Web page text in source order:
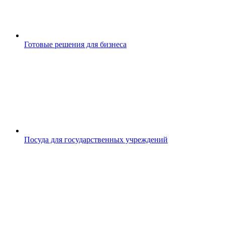
Готовые решения для бизнеса
Посуда для государственных учреждений